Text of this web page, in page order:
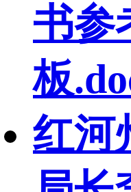
书参
板
红河